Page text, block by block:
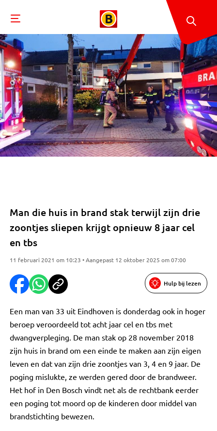
Man die huis in brand stak terwijl zijn drie
zoontjes sliepen krijgt opnieuw 8 jaar cel
en tbs
11 februari 2021 om 10:23 • Aangepast 12 oktober 2025 om 07:00
Hulp bij lezen
Een man van 33 uit Eindhoven is donderdag ook in hoger
beroep veroordeeld tot acht jaar cel en tbs met
dwangverpleging. De man stak op 28 november 2018
zijn huis in brand om een einde te maken aan zijn eigen
leven en dat van zijn drie zoontjes van 3, 4 en 9 jaar. De
poging mislukte, ze werden gered door de brandweer.
Het hof in Den Bosch vindt net als de rechtbank eerder
een poging tot moord op de kinderen door middel van
brandstichting bewezen.